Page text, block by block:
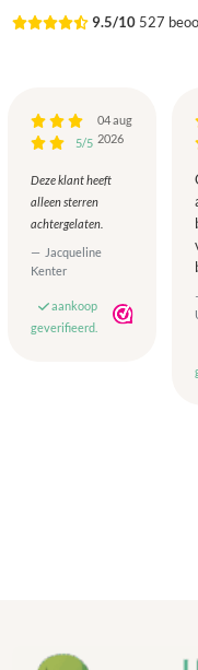
9.5/10 527
5/5
04 aug
2026
Deze klant heeft
alleen sterren
achtergelaten.
Jacqueline
Kenter
aankoop
geverifieerd.